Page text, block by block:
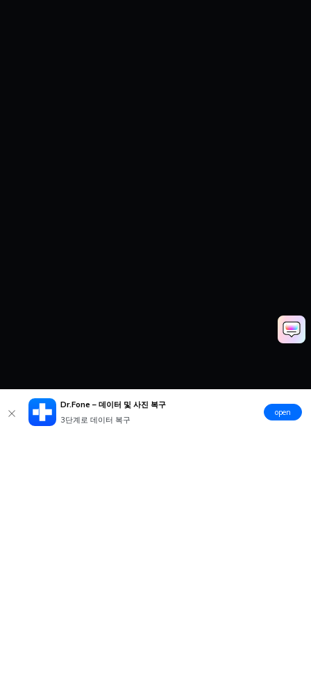
Dr.Fone – 데이터 및 사진 복구
3단계로 데이터 복구
open